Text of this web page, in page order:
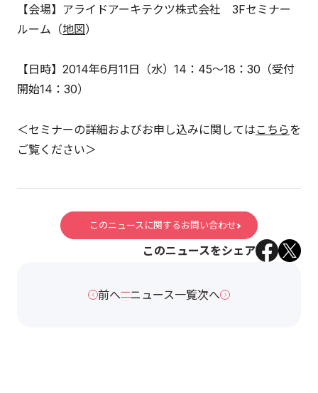
【会場】アライドアーキテクツ株式会社 3Fセミナー
ルーム（地図）
【日時】2014年6月11日（水）14：45～18：30（受付
開始14：30）
＜セミナーの詳細およびお申し込みに関しては こちらを
ご覧ください＞
このニュースに関するお問い合わせ
このニュースをシェア
前へ ニュース一覧次へ